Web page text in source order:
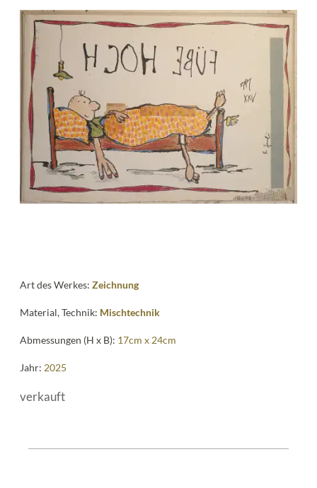
News
Kontakt
Art des Werkes:Zeichnung
Material, Technik: Mischtechnik
Abmessungen (H x B): 17cm x 24cm
Jahr: 2025
verkauft